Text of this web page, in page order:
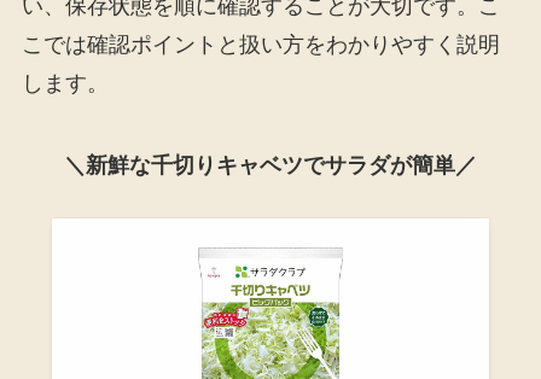
い、保存状態を順に確認することが大切です。こ
こでは確認ポイントと扱い方をわかりやすく説明
します。
＼新鮮な千切りキャベツでサラダが簡単／